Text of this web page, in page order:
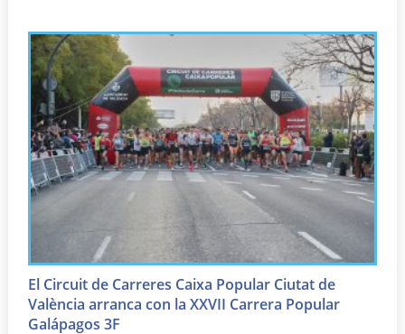
El Circuit de Carreres Caixa Popular Ciutat de
València arranca con la XXVII Carrera Popular
Galápagos 3F